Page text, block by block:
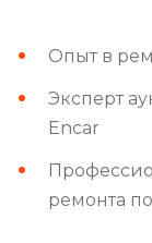
Опыт в
Эксперт
Encar
ремонта